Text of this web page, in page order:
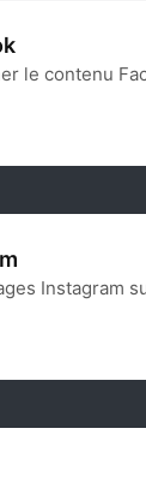
le contenu
Instagram